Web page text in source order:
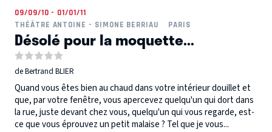
09/09/10 - 01/01/11
THÉÂTRE ANTOINE - SIMONE BERRIAU
PARIS
Désolé pour la moquette...
de Bertrand BLIER
Quand vous êtes bien au chaud dans votre intérieur douillet et
que, par votre fenêtre, vous apercevez quelqu'un qui dort dans
la rue, juste devant chez vous, quelqu'un qui vous regarde, est-
ce que vous éprouvez un petit malaise ? Tel que je vous...